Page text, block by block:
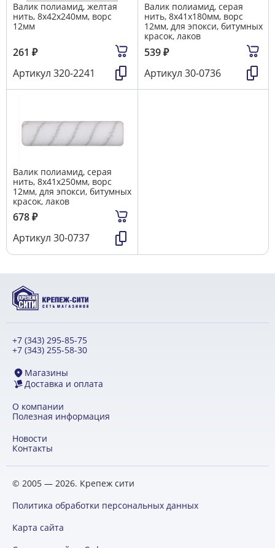
Валик полиамид, желтая
нить, 8х42х240мм, ворс
12мм
261 ₽
Артикул 320-2241
Валик полиамид, серая
нить, 8х41х180мм, ворс
12мм, для эпокси, битумных
красок, лаков
539₽
Артикул 30-0736
Валик полиамид, серая
нить, 8х41х250мм, ворс
12мм, для эпокси, битумных
красок, лаков
678₽
Артикул 30-0737
+7 (343) 295-85-75
+7 (343) 255-58-30
Магазины
Доставка и оплата
О компании
Полезная информация
Новости
Контакты
© 2005 — 2026. Крепеж сити
Политика обработки персональных данных
Карта сайта